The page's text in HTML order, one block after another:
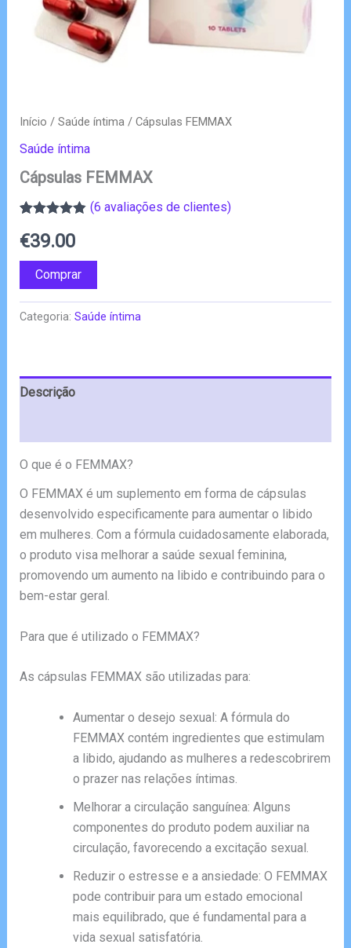
Início / Saúde íntima/ Cápsulas FEMMAX
Saúde íntima
Cápsulas FEMMAX
com4.83em
5 com base
em
classificações
de clientes
(6 avaliações de clientes)
€39.00
Comprar
Categoria: Saúde íntima
Descrição
O que é o FEMMAX?
O FEMMAX é um suplemento em forma de cápsulas
desenvolvido especificamente para aumentar o libido
em mulheres. Com a fórmula cuidadosamente elaborada,
o produto visa melhorar a saúde sexual feminina,
promovendo um aumento na libido e contribuindo para o
bem-estar geral.
Para que é utilizado o FEMMAX?
As cápsulas FEMMAX são utilizadas para:
Aumentar o desejo sexual: A fórmula do
FEMMAX contém ingredientes que estimulam
a libido, ajudando as mulheres a redescobrirem
o prazer nas relações íntimas.
Melhorar a circulação sanguínea: Alguns
componentes do produto podem auxiliar na
circulação, favorecendo a excitação sexual.
Reduzir o estresse e a ansiedade: O FEMMAX
pode contribuir para um estado emocional
mais equilibrado, que é fundamental para a
vida sexual satisfatória.